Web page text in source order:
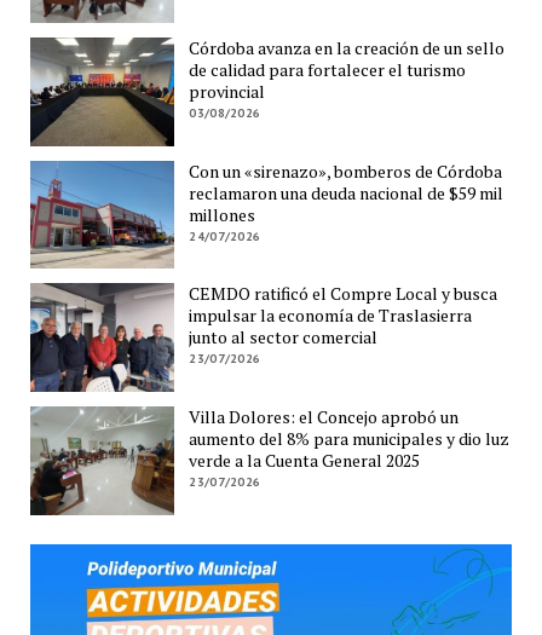
Córdoba avanza en la creación de un sello
de calidad para fortalecer el turismo
provincial
03/08/2026
Con un «sirenazo», bomberos de Córdoba
reclamaron una deuda nacional de $59 mil
millones
24/07/2026
CEMDO ratificó el Compre Local y busca
impulsar la economía de Traslasierra
junto al sector comercial
23/07/2026
Villa Dolores: el Concejo aprobó un
aumento del 8% para municipales y dio luz
verde a la Cuenta General 2025
23/07/2026